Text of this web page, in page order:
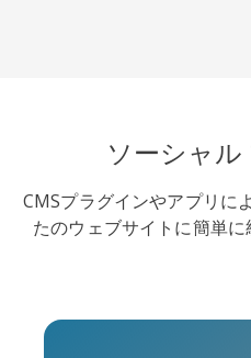
ソーシャ
CMSプラグインやアプリに
たのウェブサイトに簡単に